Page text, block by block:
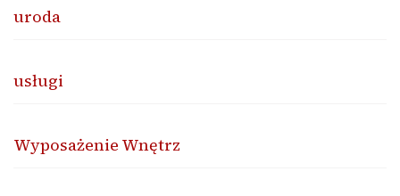
uroda
usługi
Wyposażenie Wnętrz